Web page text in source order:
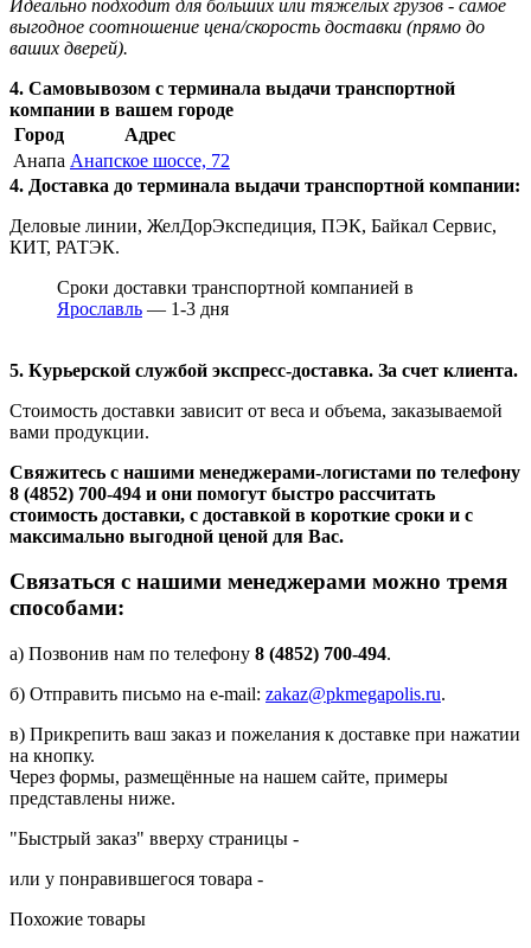
Идеально подходит для больших или тяжелых грузов - самое
выгодное соотношение цена/скорость доставки (прямо до
ваших дверей).
4. Самовывозом с терминала выдачи транспортной
компании в вашем городе
Город
Адрес
Анапа Анапское шоссе, 72
4. Доставка до терминала выдачи транспортной компании:
Деловые линии, ЖелДорЭкспедиция, ПЭК, Байкал Сервис,
КИТ, РАТЭК.
Сроки доставки транспортной компанией в
Ярославль — 1-3 дня
5. Курьерской службой экспресс-доставка. За счет клиента.
Стоимость доставки зависит от веса и объема, заказываемой
вами продукции.
Свяжитесь с нашими менеджерами-логистами по телефону
8 (4852) 700-494 и они помогут быстро рассчитать
стоимость доставки, с доставкой в короткие сроки и с
максимально выгодной ценой для Вас.
Связаться с нашими менеджерами можно тремя
способами:
а) Позвонив нам по телефону 8 (4852) 700-494.
б) Отправить письмо на e-mail: zakaz@pkmegapolis.ru.
в) Прикрепить ваш заказ и пожелания к доставке при нажатии
на кнопку.
Через формы, размещённые на нашем сайте, примеры
представлены ниже.
"Быстрый заказ" вверху страницы -
или у понравившегося товара -
Похожие товары